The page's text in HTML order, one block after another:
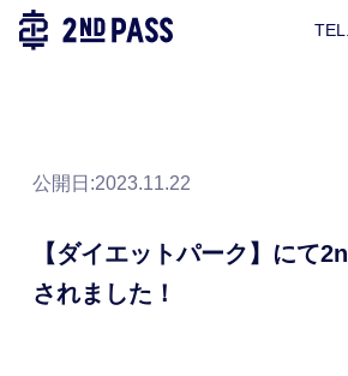
TOP お知らせ 【ダイエット
公開日:2023.11.22
【ダイエットパーク】にて
されました！